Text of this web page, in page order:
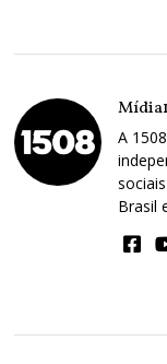
A
Brasil